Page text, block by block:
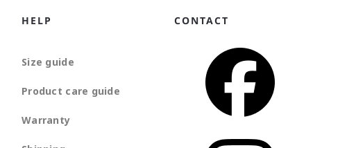
HELP
Size guide
Product care guide
Warranty
CONTACT